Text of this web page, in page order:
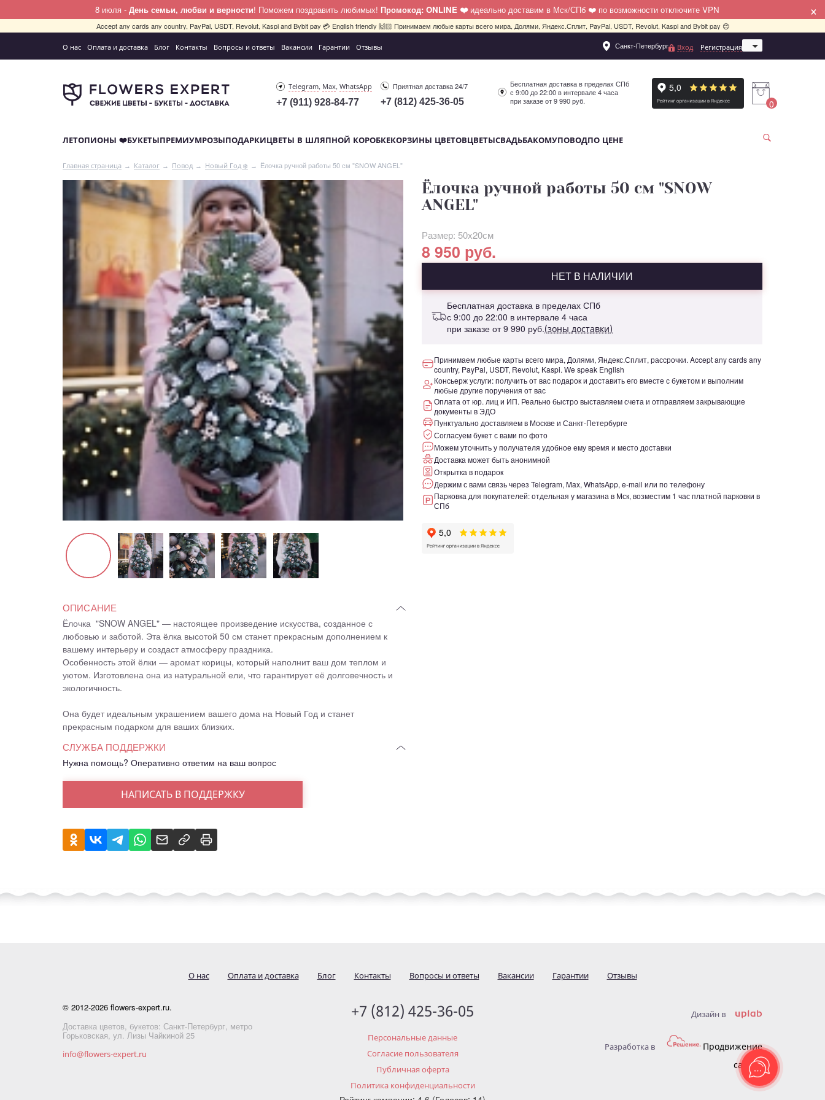
8 июля - День семьи, любви и верности! Поможем поздравить любимых! Промокод: ONLINE ❤️ идеально доставим в Мск/СПб ❤️ по возможности отключите VPN ×
Accept any cards any country, PayPal, USDT, Revolut, Kaspi and Bybit pay 💳 English friendly 🙌🏻 Принимаем любые карты всего мира, Долями, Яндекс.Сплит, PayPal, USDT, Revolut, Kaspi and Bybit pay 😊
О нас Оплата и доставка Блог Контакты Вопросы и ответы Вакансии Гарантии Отзывы Санкт-Петербург
Москва
Вход Регистрация
Telegram, Max,WhatsApp
+7 (911) 928-84-77
Приятная доставка 24/7
+7 (812) 425-36-05
Бесплатная доставка в пределах СПб
с 9:00 до 22:00 в интервале 4 часа
при заказе от 9 990 руб.
0
ЛЕТОПИОНЫ ❤️БУКЕТЫПРЕМИУМРОЗЫПОДАРКИЦВЕТЫ В ШЛЯПНОЙ КОРОБКЕКОРЗИНЫ ЦВЕТОВЦВЕТЫСВАДЬБАКОМУПОВОДПО ЦЕНЕ
Главная страница Каталог Повод Новый Год ❄️ Ёлочка ручной работы 50 см "SNOW ANGEL"
Ёлочка ручной работы 50 см "SNOW
ANGEL"
Размер: 50х20см
8 950 руб.
НЕТ В НАЛИЧИИ
Бесплатная доставка в пределах СПб
с 9:00 до 22:00 в интервале 4 часа
при заказе от9 990 руб.(зоны доставки)
Принимаем любые карты всего мира, Долями, Яндекс.Сплит, рассрочки. Accept any cards any
country, PayPal, USDT, Revolut, Kaspi. We speak English
Консьерж услуги: получить от вас подарок и доставить его вместе с букетом и выполним
любые другие поручения от вас
Оплата от юр. лиц и ИП. Реально быстро выставляем счета и отправляем закрывающие
документы в ЭДО
Пунктуально доставляем в Москве и Санкт-Петербурге
Согласуем букет с вами по фото
Можем уточнить у получателя удобное ему время и место доставки
Доставка может быть анонимной
Открытка в подарок
Держим с вами связь через Telegram, Max, WhatsApp, e-mail или по телефону
Парковка для покупателей: отдельная у магазина в Мск, возместим 1 час платной парковки в
СПб
ОПИСАНИЕ
Ёлочка "SNOW ANGEL" — настоящее произведение искусства, созданное с
любовью и заботой. Эта ёлка высотой 50 см станет прекрасным дополнением к
вашему интерьеру и создаст атмосферу праздника.
Особенность этой ёлки — аромат корицы, который наполнит ваш дом теплом и
уютом. Изготовлена она из натуральной ели, что гарантирует её долговечность и
экологичность.
Она будет идеальным украшением вашего дома на Новый Год и станет
прекрасным подарком для ваших близких.
СЛУЖБА ПОДДЕРЖКИ
Нужна помощь? Оперативно ответим на ваш вопрос
НАПИСАТЬ В ПОДДЕРЖКУ
О нас Оплата и доставка Блог Контакты Вопросы и ответы Вакансии Гарантии Отзывы
© 2012-2026 flowers-expert.ru.
Доставка цветов, букетов: Санкт-Петербург, метро
Горьковская, ул. Лизы Чайкиной 25
info@flowers-expert.ru
+7 (812) 425-36-05
Персональные данные
Согласие пользователя
Публичная оферта
Политика конфиденциальности
Дизайн в
Разработка в
Продвижение
сайтов